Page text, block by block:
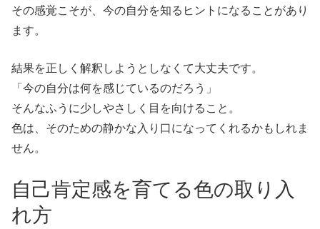
その感覚こそが、今の自分を知るヒントになることがあり
ます。
結果を正しく解釈しようとしなくて大丈夫です。
「今の自分は何を感じているのだろう」
そんなふうに少しやさしく目を向けること。
色は、そのための静かな入り口になってくれるかもしれま
せん。
自己肯定感を育てる色の取り入
れ方